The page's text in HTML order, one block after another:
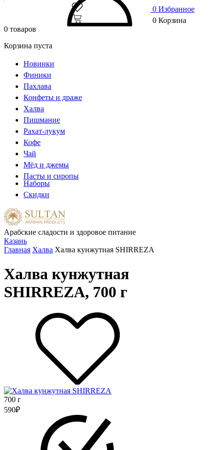
0 Избранное
0 Корзина
0 товаров
Корзина пуста
Новинки
Финики
Пахлава
Конфеты и драже
Халва
Пишмание
Рахат-лукум
Кофе
Чай
Мёд и джемы
Пасты и сиропы
Наборы
Скидки
Арабские сладости и здоровое питание
Казань
Главная Халва Халва кунжутная SHIRREZA
Халва кунжутная
SHIRREZA, 700 г
700 г
590₽